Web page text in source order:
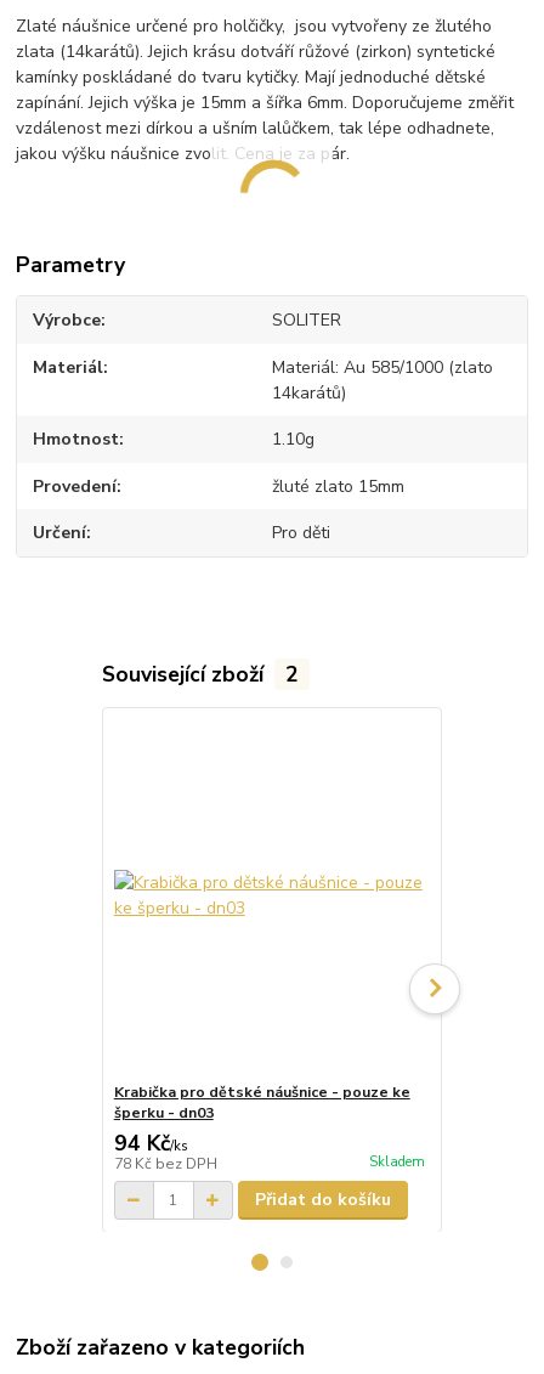
Zlaté náušnice určené pro holčičky, jsou vytvořeny ze žlutého
zlata (14karátů). Jejich krásu dotváří růžové (zirkon) syntetické
kamínky poskládané do tvaru kytičky. Mají jednoduché dětské
zapínání. Jejich výška je 15mm a šířka 6mm. Doporučujeme změřit
vzdálenost mezi dírkou a ušním lalůčkem, tak lépe odhadnete,
jakou výšku náušnice zvolit. Cena je za pár.
Parametry
Výrobce SOLITER
Materiál
Materiál: Au 585/1000 (zlato
14karátů)
Hmotnost 1.10g
Provedení žluté zlato 15mm
Určení Pro děti
Související zboží 2
Krabička pro dětské náušnice - pouze ke
šperku - dn03
94 Kč/ks
78 Kč bez DPH Skladem
Přidat do košíku
Zboží zařazeno v kategoriích